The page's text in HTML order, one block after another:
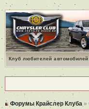
Клуб любителей
Форумы Крайслер Клуба »